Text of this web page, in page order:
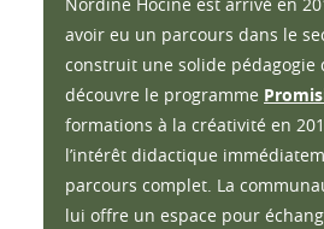
avoir eu un parcours dans le
construit une solide pédagogie
découvre le programme
formations à la créativité en
l’intérêt didactique
parcours complet. La
lui offre un espace pour